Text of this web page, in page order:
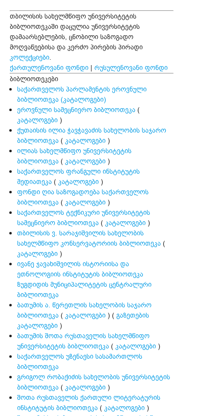
თბილისის სახელმწიფო უნივერსიტეტის
ბიბლიოთეკაში დაცულია უნივერსიტეტის
დამაარსებლების, ცნობილი საზოგადო
მოღვაწეებისა და კერძო პირების პირადი
კოლექციები.
ქართულენოვანი ფონდი | რუსულენოვანი ფონდი
ბიბლიოთეკები
საქართველოს პარლამენტის ეროვნული
ბიბლიოთეკა (კატალოგები)
ეროვნული სამეცნიერო ბიბლიოთეკა (
კატალოგები )
ქუთაისის ილია ჭავჭავაძის სახელობის საჯარო
ბიბლიოთეკა ( კატალოგები )
ილიას სახელმწიფო უნივერსიტეტის
ბიბლიოთეკა ( კატალოგები )
საქართველოს ფრანგული ინსტიტუტის
მედიათეკა ( კატალოგები )
ფონდი ღია საზოგადოება საქართველოს
ბიბლიოთეკა ( კატალოგები )
საქართველოს ტექნიკური უნივერსიტეტის
სამეცნიერო ბიბლიოთეკა ( კატალოგები )
თბილისის ვ. სარაჯიშვილის სახელობის
სახელმწიფო კონსერვატორიის ბიბლიოთეკა (
კატალოგები )
ივანე ჯავახიშვილის ისტორიისა და
ეთნოლოგიის ინსტიტუტის ბიბლიოთეკა
ზუგდიდის მუნიციპალიტეტის ცენტრალური
ბიბლიოთეკა
ბათუმის ა. წერეთლის სახელობის საჯარო
ბიბლიოთეკა ( კატალოგები ) ( გაზეთების
კატალოგები )
ბათუმის შოთა რუსთაველის სახელმწიფო
უნივერსიტეტის ბიბლიოთეკა ( კატალოგები )
საქართველოს უზენაესი სასამართლოს
ბიბლიოთეკა
გრიგოლ რობაქიძის სახელობის უნივერსიტეტის
ბიბლიოთეკა ( კატალოგები )
შოთა რუსთაველის ქართული ლიტერატურის
ინსტიტუტის ბიბლიოთეკა ( კატალოგები )